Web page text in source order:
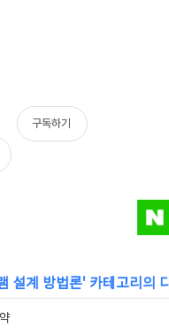
구독하기
설계 방법론' 카테고리의